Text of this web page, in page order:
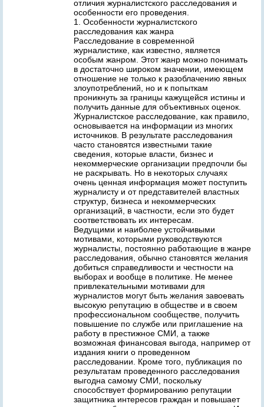
отличия журналистского расследования и
особенности его проведения.
1. Особенности журналистского
расследования как жанра
Расследование в современной
журналистике, как известно, является
особым жанром. Этот жанр можно понимать
в достаточно широком значении, имеющем
отношение не только к разоблачению явных
злоупотреблений, но и к попыткам
проникнуть за границы кажущейся истины и
получить данные для объективных оценок.
Журналистское расследование, как правило,
основывается на информации из многих
источников. В результате расследования
часто становятся известными такие
сведения, которые власти, бизнес и
некоммерческие организации предпочли бы
не раскрывать. Но в некоторых случаях
очень ценная информация может поступить
журналисту и от представителей властных
структур, бизнеса и некоммерческих
организаций, в частности, если это будет
соответствовать их интересам.
Ведущими и наиболее устойчивыми
мотивами, которыми руководствуются
журналисты, постоянно работающие в жанре
расследования, обычно становятся желания
добиться справедливости и честности на
выборах и вообще в политике. Не менее
привлекательными мотивами для
журналистов могут быть желания завоевать
высокую репутацию в обществе и в своем
профессиональном сообществе, получить
повышение по службе или приглашение на
работу в престижное СМИ, а также
возможная финансовая выгода, например от
издания книги о проведенном
расследовании. Кроме того, публикация по
результатам проведенного расследования
выгодна самому СМИ, поскольку
способствует формированию репутации
защитника интересов граждан и повышает